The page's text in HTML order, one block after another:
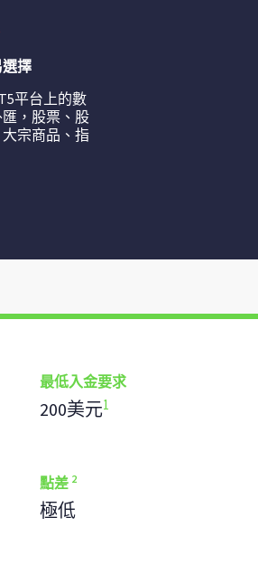
擇
平台上的數
，股票、股
宗商品、指
最低入金要求
200美元1
點差 2
極低